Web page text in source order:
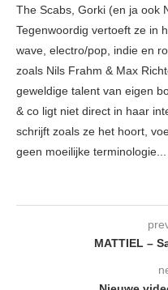
The Scabs, Gorki (en ja ook
Tegenwoordig vertoeft ze in
wave, electro/pop, indie en
zoals Nils Frahm & Max
geweldige talent van eigen
& co ligt niet direct in haar
schrijft zoals ze het hoort,
geen moeilijke
MATTIEL –